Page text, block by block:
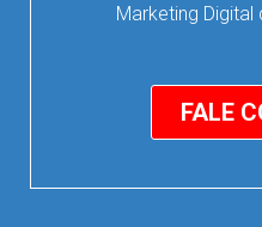
Marketing
FALE